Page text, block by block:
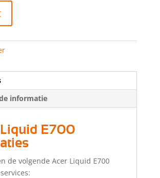
informatie
E700
de volgende Acer Liquid E700